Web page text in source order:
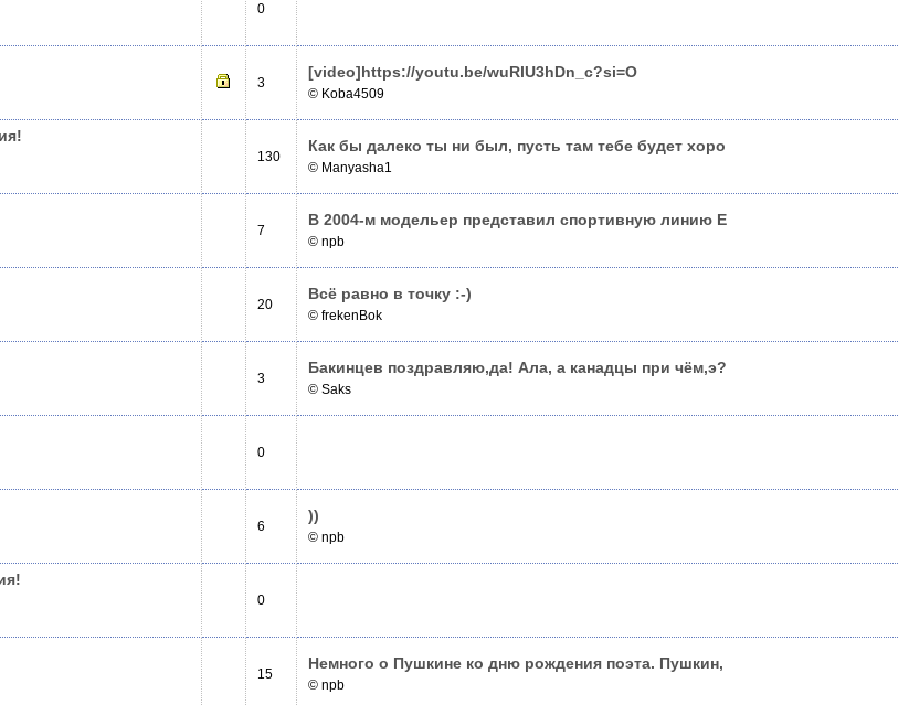
0
3
[video]­https://youtu.­be/wuRlU3hDn_c­?si=O
© Koba4509
130
Как бы далеко ты ни был, пусть там тебе будет хоро
© Manyasha1
7
В 2004-м модельер представил спортивную линию E
© npb
20
Всё равно в точку :-)
© frekenBok
3
Бакинцев поздрав­ляю,да! Ала, а канадцы при чём,э?
© Saks
0
6
))
© npb
0
15
Немного о Пушкине ко дню рождения поэта. Пушкин,
© npb